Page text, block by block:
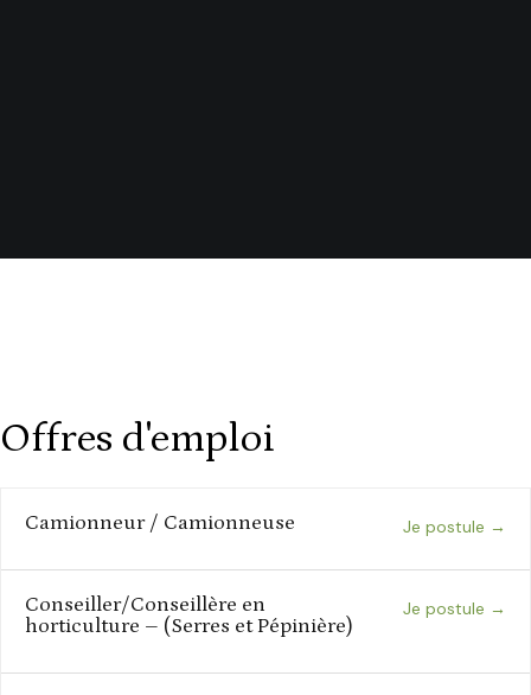
Offres d'emploi
Camionneur / Camionneuse Je postule
Conseiller/Conseillère en
horticulture – (Serres et Pépinière)
Je postule